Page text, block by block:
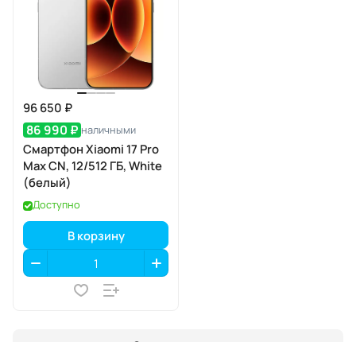
96 650 ₽
86 990 ₽ наличными
Смартфон Xiaomi 17 Pro
Max CN, 12/512 ГБ, White
(белый)
Доступно
В корзину